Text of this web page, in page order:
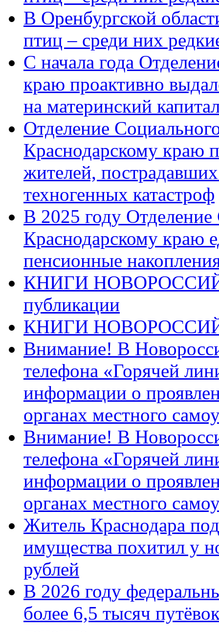
В Оренбургской
птиц – среди них
С начала года
краю проактивно
на материнский
Отделение
Краснодарскому краю
жителей,
техногенных катастроф
В 2025 году
Краснодарскому краю
пенсионные
КНИГИ
публикации
КНИГИ
Внимание! В
телефона «Горячей
информации о
органах местного
Внимание! В
телефона «Горячей
информации о
органах местного
Житель Краснодара
имущества похитил у
рублей
В 2026 году
более 6,5 тысяч